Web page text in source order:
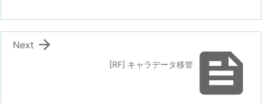

[RF] キャラデータ移管

Next